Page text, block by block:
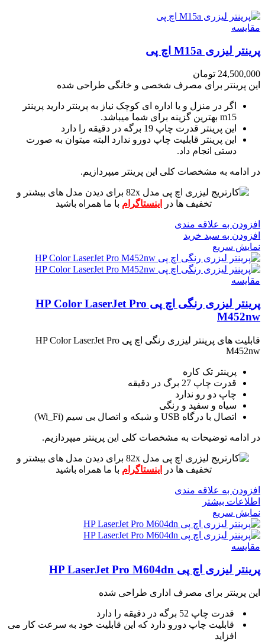
مقايسه
پرینتر لیزری M15a اچ پی
24,500,000 تومان
این پرینتر برای مصرف شخصی و خانگی طراحی شده
اگر در منزل و یا اداره ای کوچک نیاز به پرینتر دارید پرینتر
m15 بهترین گزینه برای شما میباشد.
این پرینتر قدرت چاپ 19 برگه در دقیقه را دارد
این پرینتر قابلیت چاپ دورو ندارد البته میتوان به صورت
دستی انجام داد.
در ادامه به مشخصات کلی این پرینتر میپردازیم.
برای دیدن مدل های بیشتر و
تخفیف ها در
اینستاگرام با ما همراه باشید
افزودن به علاقه مندی
افزودن به سبد خرید
نمایش سریع
مقايسه
پرینتر لیزری رنگی اچ پی HP Color LaserJet Pro
M452nw
قابلیت های پرینتر لیزری رنگی اچ پی HP Color LaserJet Pro
M452nw
پرینتر تک کاره
قدرت چاپ 27 برگ در دقیقه
چاپ دو رو ندارد
سیاه و سفید و رنگی
اتصال با درگاه USB و شبکه و اتصال بی سیم (Wi_Fi)
در ادامه توضیحات به مشخصات کلی این پرینتر میپردازیم.
برای دیدن مدل های بیشتر و
تخفیف ها در
اینستاگرام با ما همراه باشید
افزودن به علاقه مندی
اطلاعات بیشتر
نمایش سریع
مقايسه
پرینتر لیزری اچ پی HP LaserJet Pro M604dn
این پرینتر برای مصرف اداری طراحی شده
قدرت چاپ 52 برگه در دقیقه را دارد
قابلیت چاپ دورو دارد که این قابلیت خود به سرعت کار می
افزاید